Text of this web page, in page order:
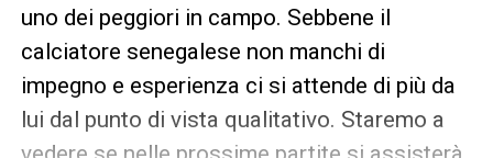
uno dei peggiori in campo. Sebbene il
calciatore senegalese non manchi di
impegno e esperienza ci si attende di più da
lui dal punto di vista qualitativo. Staremo a